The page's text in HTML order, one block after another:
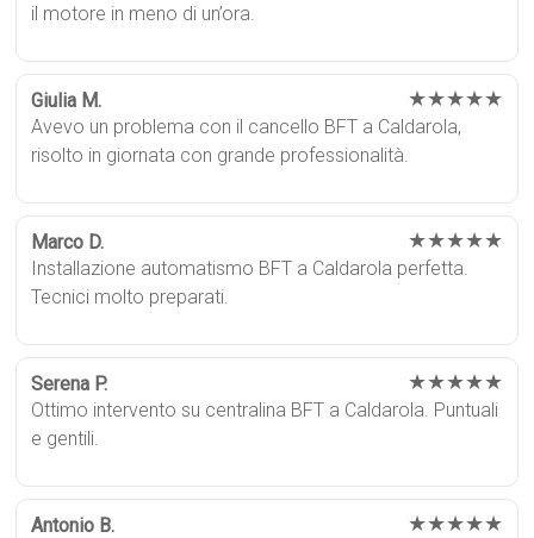
il motore in meno di un’ora.
Giulia M. ★★★★★
Avevo un problema con il cancello BFT a Caldarola,
risolto in giornata con grande professionalità.
Marco D. ★★★★★
Installazione automatismo BFT a Caldarola perfetta.
Tecnici molto preparati.
Serena P. ★★★★★
Ottimo intervento su centralina BFT a Caldarola. Puntuali
e gentili.
Antonio B. ★★★★★